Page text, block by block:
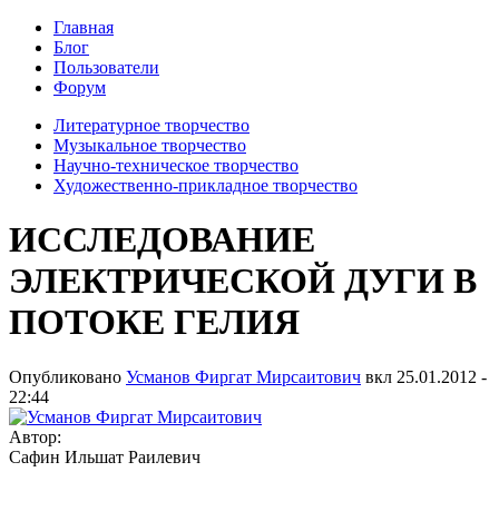
Главная
Блог
Пользователи
Форум
Литературное творчество
Музыкальное творчество
Научно-техническое творчество
Художественно-прикладное творчество
ИССЛЕДОВАНИЕ
ЭЛЕКТРИЧЕСКОЙ ДУГИ В
ПОТОКЕ ГЕЛИЯ
Опубликовано Усманов Фиргат Мирсаитович вкл 25.01.2012 -
22:44
Автор:
Сафин Ильшат Раилевич